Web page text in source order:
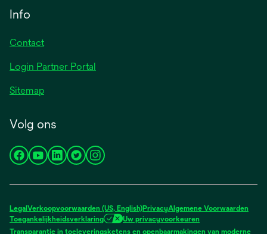
Info
Contact
Login Partner Portal
Sitemap
Volg ons
opens
new
tab
opens
new
tab
opens
tab
opens
new
tab
opens
new
tab
Legal Verkoopvoorwaarden (US, English)PrivacyAlgemene Voorwaarden
Toegankelijkheidsverklaring
Uw privacyvoorkeuren
Transparantie in toeleveringsketens en openbaarmakingen van moderne